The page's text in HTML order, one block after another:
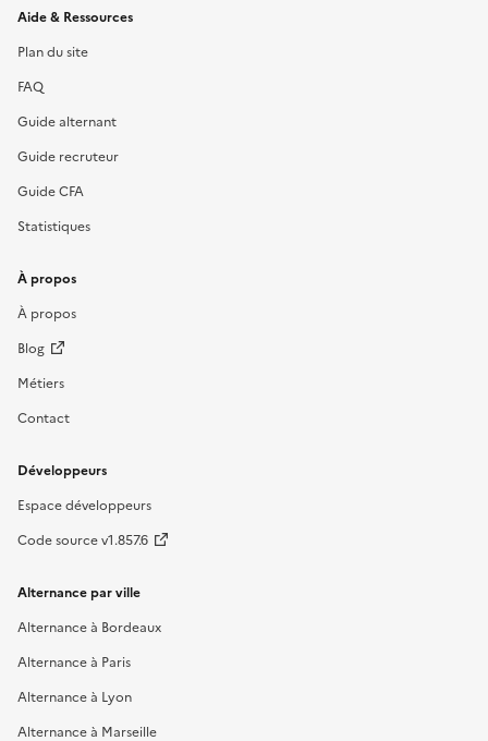
Informations et liens du site
Aide & Ressources
Plan du site
FAQ
Guide alternant
Guide recruteur
Guide CFA
Statistiques
À propos
À propos
Blog
Métiers
Contact
Développeurs
Espace développeurs
Code source v1.857.6
Alternance par ville
Alternance à Bordeaux
Alternance à Paris
Alternance à Lyon
Alternance à Marseille